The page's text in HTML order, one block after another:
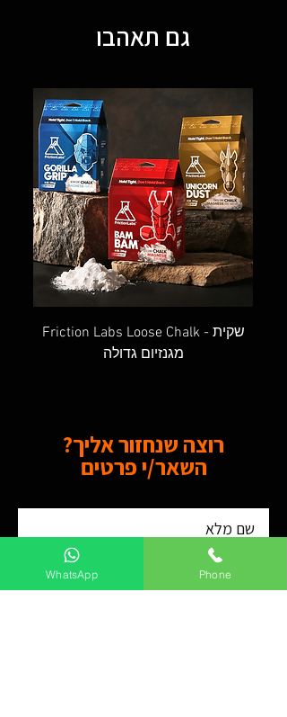
גם תאהבו
Friction Labs Loose Chalk - שקית
מגנזיום גדולה
רוצה שנחזור אליך?
השאר/י פרטים
WhatsApp Phone